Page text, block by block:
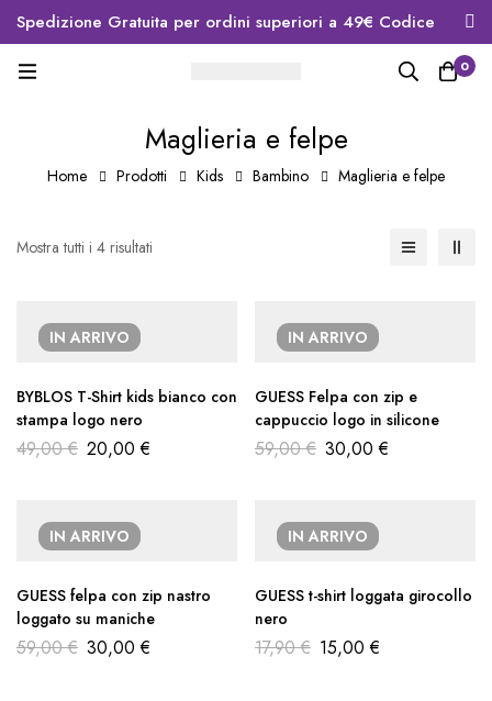
Spedizione Gratuita per ordini superiori a 49€ Codice
sconto primo ordine WELCOME10
0
Maglieria e felpe
Home Prodotti Kids Bambino Maglieria e felpe
Mostra tutti i 4 risultati
IN ARRIVO
BYBLOS T-Shirt kids bianco con
stampa logo nero
49,00€ 20,00€
IN ARRIVO
GUESS Felpa con zip e
cappuccio logo in silicone
59,00€ 30,00€
IN ARRIVO
GUESS felpa con zip nastro
loggato su maniche
59,00€ 30,00€
IN ARRIVO
GUESS t-shirt loggata girocollo
nero
17,90€ 15,00€